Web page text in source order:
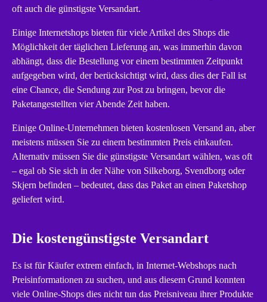
oft auch die günstigste Versandart.
Einige Internetshops bieten für viele Artikel des Shops die
Möglichkeit der täglichen Lieferung an, was immerhin davon
abhängt, dass die Bestellung vor einem bestimmten Zeitpunkt
aufgegeben wird, der berücksichtigt wird, dass dies der Fall ist
eine Chance, die Sendung zur Post zu bringen, bevor die
Paketangestellten vier Abende Zeit haben.
Einige Online-Unternehmen bieten kostenlosen Versand an, aber
meistens müssen Sie zu einem bestimmten Preis einkaufen.
Alternativ müssen Sie die günstigste Versandart wählen, was oft
– egal ob Sie sich in der Nähe von Silkeborg, Svendborg oder
Skjern befinden – bedeutet, dass das Paket an einen Paketshop
geliefert wird.
Die kostengünstigste Versandart
Es ist für Käufer extrem einfach, in Internet-Webshops nach
Preisinformationen zu suchen, und aus diesem Grund konnten
viele Online-Shops dies nicht tun das Preisniveau ihrer Produkte